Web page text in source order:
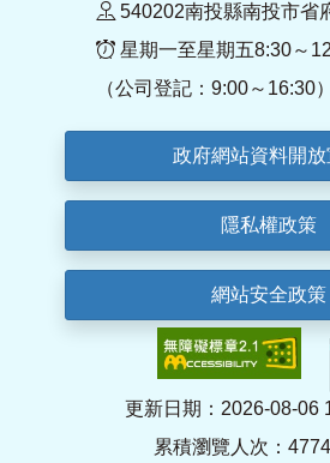
540202南投縣南投市省
星期一至星期五8:30～
（公司登記：9:00～16:30
政府網站資料開
隱私權政策
網站安全政策
更新日期：2026-08-06
累積瀏覽人次：